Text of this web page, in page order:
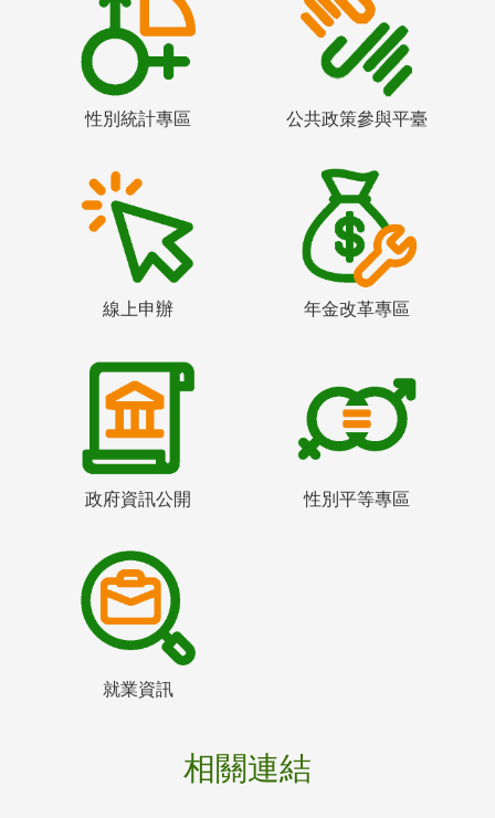
性別統計專區 公共政策參與平臺
線上申辦 年金改革專區
政府資訊公開 性別平等專區
就業資訊
相關連結